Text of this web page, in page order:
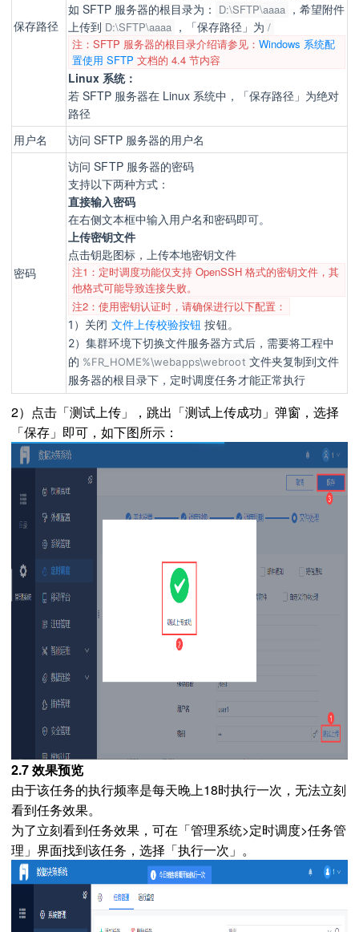
保存路径
如 SFTP 服务器的根目录为： D:\SFTP\aaaa ，希望附件
上传到 D:\SFTP\aaaa ，「保存路径」为 /
注：SFTP 服务器的根目录介绍请参见： Windows 系统配
置使用 SFTP 文档的 4.4 节内容
Linux 系统：
若 SFTP 服务器在 Linux 系统中，「保存路径」为绝对
路径
用户名
访问 SFTP 服务器的用户名
密码
访问 SFTP 服务器的密码
支持以下两种方式：
直接输入密码
在右侧文本框中输入用户名和密码即可。
上传密钥文件
点击钥匙图标，上传本地密钥文件
注1：定时调度功能仅支持 OpenSSH 格式的密钥文件，其
他格式可能导致连接失败。
注2：使用密钥认证时，请确保进行以下配置：
1）关闭 文件上传校验按钮 按钮。
2）集群环境下切换文件服务器方式后，需要将工程中
的 %FR_HOME%\webapps\webroot 文件夹复制到文件
服务器的根目录下，定时调度任务才能正常执行
2）点击「测试上传」，跳出「测试上传成功」弹窗，选择
「保存」即可，如下图所示：
2.7 效果预览
由于该任务的执行频率是每天晚上18时执行一次，无法立刻
看到任务效果。
为了立刻看到任务效果，可在「管理系统>定时调度>任务管
理」界面找到该任务，选择「执行一次」。